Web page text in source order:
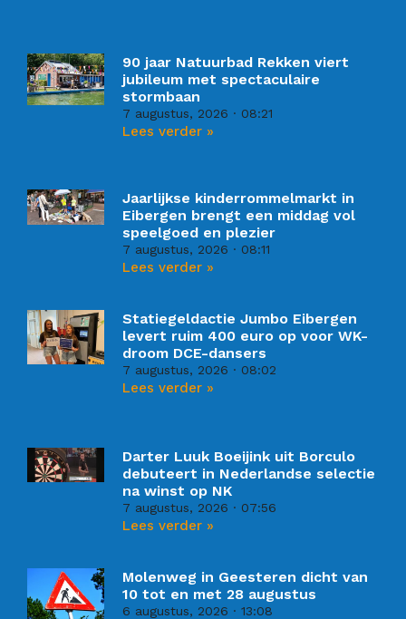
90 jaar Natuurbad Rekken viert
jubileum met spectaculaire
stormbaan
7 augustus, 2026 08:21
Lees verder »
Jaarlijkse kinderrommelmarkt in
Eibergen brengt een middag vol
speelgoed en plezier
7 augustus, 2026 08:11
Lees verder »
Statiegeldactie Jumbo Eibergen
levert ruim 400 euro op voor WK-
droom DCE-dansers
7 augustus, 2026 08:02
Lees verder »
Darter Luuk Boeijink uit Borculo
debuteert in Nederlandse selectie
na winst op NK
7 augustus, 2026 07:56
Lees verder »
Molenweg in Geesteren dicht van
10 tot en met 28 augustus
6 augustus, 2026 13:08